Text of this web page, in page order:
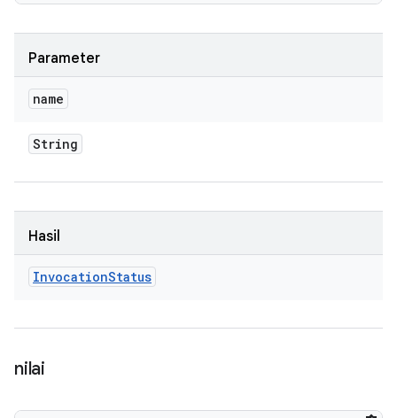
Parameter
name
String
Hasil
InvocationStatus
nilai